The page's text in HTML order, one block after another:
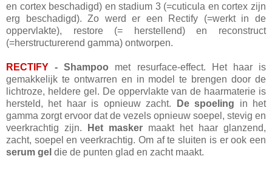
en cortex beschadigd) en stadium 3 (=cuticula en cortex zijn
erg beschadigd). Zo werd er een Rectify (=werkt in de
oppervlakte), restore (= herstellend) en reconstruct
(=herstructurerend gamma) ontworpen.
RECTIFY- Shampoo met resurface-effect. Het haar is
gemakkelijk te ontwarren en in model te brengen door de
lichtroze, heldere gel. De oppervlakte van de haarmaterie is
hersteld, het haar is opnieuw zacht.
De spoeling in het
gamma zorgt ervoor dat de vezels opnieuw soepel, stevig en
veerkrachtig zijn.
Het masker maakt het haar glanzend,
zacht, soepel en veerkrachtig. Om af te sluiten is er ook een
serum gel die de punten glad en zacht maakt.